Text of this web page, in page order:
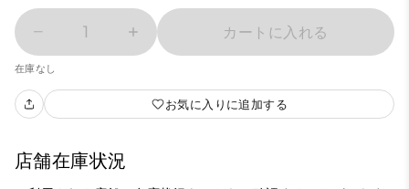
1 カートに入れる
在庫なし
お気に入りに追加する
店舗在庫状況